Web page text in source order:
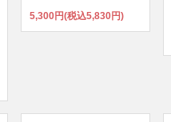
5,300円(税込5,830円)